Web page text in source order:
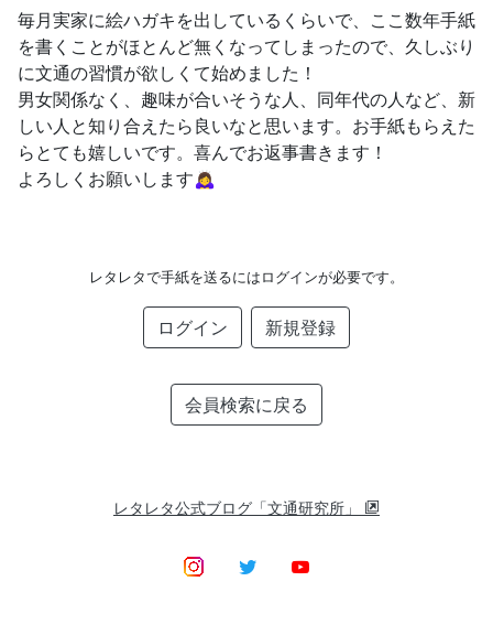
毎月実家に絵ハガキを出しているくらいで、ここ数年手紙
を書くことがほとんど無くなってしまったので、久しぶり
に文通の習慣が欲しくて始めました！
男女関係なく、趣味が合いそうな人、同年代の人など、新
しい人と知り合えたら良いなと思います。お手紙もらえた
らとても嬉しいです。喜んでお返事書きます！
よろしくお願いします🙇‍♀️
レタレタで手紙を送るにはログインが必要です。
ログイン 新規登録
会員検索に戻る
レタレタ公式ブログ「文通研究所」